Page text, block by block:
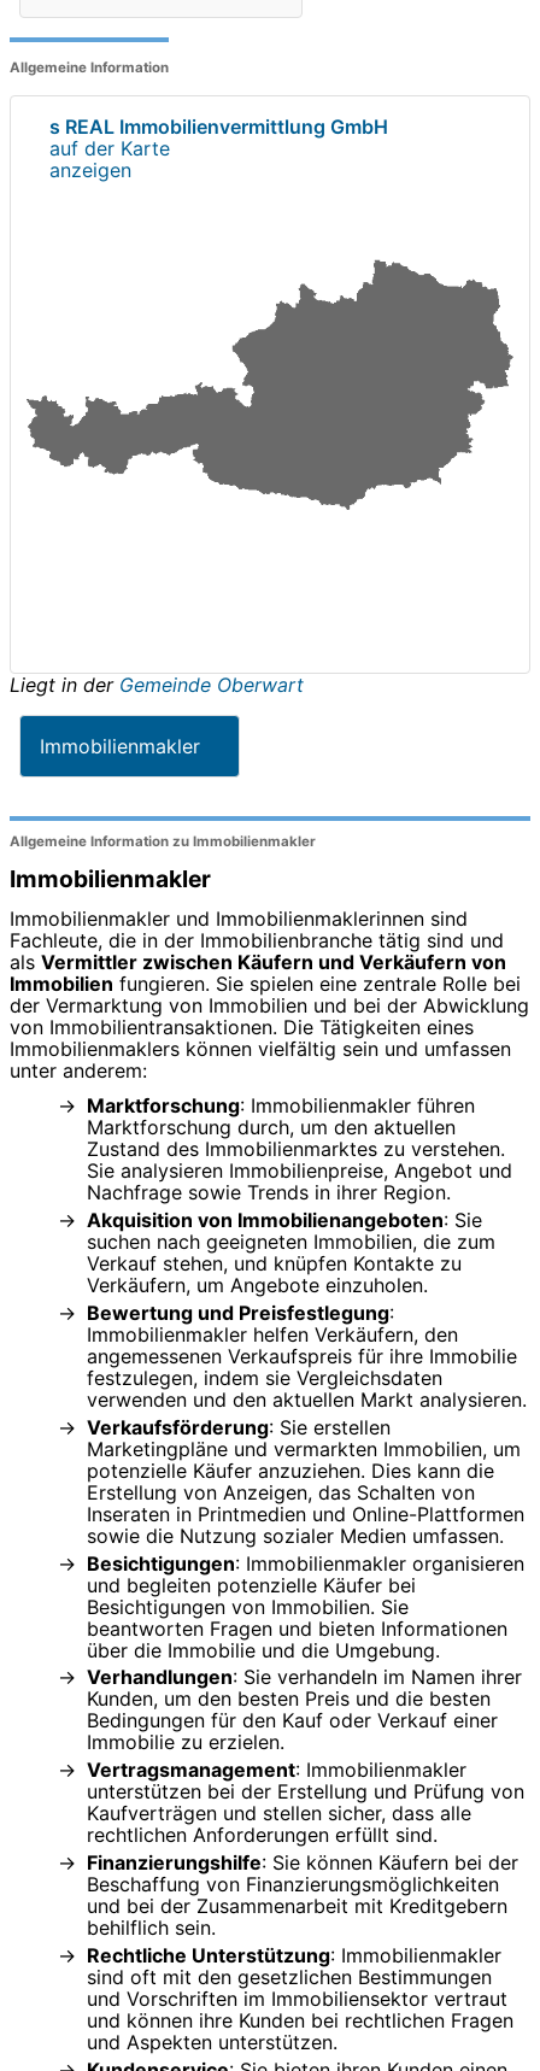
Allgemeine Information
s REAL Immobilienvermittlung GmbH
auf der Karte
anzeigen
Liegt in der Gemeinde Oberwart
Immobilienmakler
Allgemeine Information zu Immobilienmakler
Immobilienmakler
Immobilienmakler und Immobilienmaklerinnen sind
Fachleute, die in der Immobilienbranche tätig sind und
als Vermittler zwischen Käufern und Verkäufern von
Immobilien fungieren. Sie spielen eine zentrale Rolle bei
der Vermarktung von Immobilien und bei der Abwicklung
von Immobilientransaktionen. Die Tätigkeiten eines
Immobilienmaklers können vielfältig sein und umfassen
unter anderem:
Marktforschung: Immobilienmakler führen
Marktforschung durch, um den aktuellen
Zustand des Immobilienmarktes zu verstehen.
Sie analysieren Immobilienpreise, Angebot und
Nachfrage sowie Trends in ihrer Region.
Akquisition von Immobilienangeboten: Sie
suchen nach geeigneten Immobilien, die zum
Verkauf stehen, und knüpfen Kontakte zu
Verkäufern, um Angebote einzuholen.
Bewertung und Preisfestlegung:
Immobilienmakler helfen Verkäufern, den
angemessenen Verkaufspreis für ihre Immobilie
festzulegen, indem sie Vergleichsdaten
verwenden und den aktuellen Markt analysieren.
Verkaufsförderung: Sie erstellen
Marketingpläne und vermarkten Immobilien, um
potenzielle Käufer anzuziehen. Dies kann die
Erstellung von Anzeigen, das Schalten von
Inseraten in Printmedien und Online-Plattformen
sowie die Nutzung sozialer Medien umfassen.
Besichtigungen: Immobilienmakler organisieren
und begleiten potenzielle Käufer bei
Besichtigungen von Immobilien. Sie
beantworten Fragen und bieten Informationen
über die Immobilie und die Umgebung.
Verhandlungen: Sie verhandeln im Namen ihrer
Kunden, um den besten Preis und die besten
Bedingungen für den Kauf oder Verkauf einer
Immobilie zu erzielen.
Vertragsmanagement: Immobilienmakler
unterstützen bei der Erstellung und Prüfung von
Kaufverträgen und stellen sicher, dass alle
rechtlichen Anforderungen erfüllt sind.
Finanzierungshilfe: Sie können Käufern bei der
Beschaffung von Finanzierungsmöglichkeiten
und bei der Zusammenarbeit mit Kreditgebern
behilflich sein.
Rechtliche Unterstützung: Immobilienmakler
sind oft mit den gesetzlichen Bestimmungen
und Vorschriften im Immobiliensektor vertraut
und können ihre Kunden bei rechtlichen Fragen
und Aspekten unterstützen.